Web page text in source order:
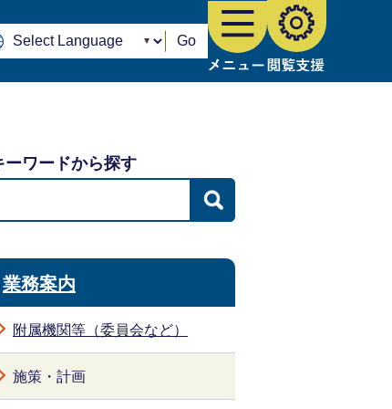
Go
ーワードから探す
業務案内
附属機関等（委員会など）
施策・計画